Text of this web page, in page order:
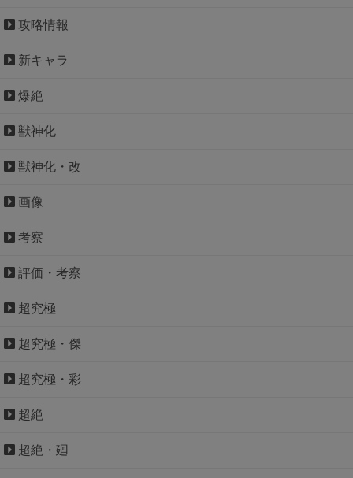
攻略情報
新キャラ
爆絶
獣神化
獣神化・改
画像
考察
評価・考察
超究極
超究極・傑
超究極・彩
超絶
超絶・廻